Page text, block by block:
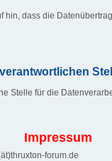
hin, dass die
Stelle für die
Impressum
forum.de